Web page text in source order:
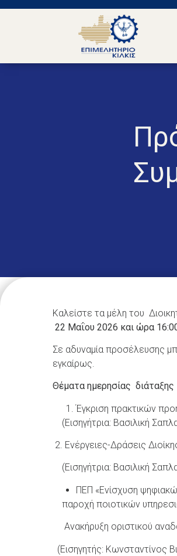
Καλείστε τα μέλη του
22 Μαΐου 2026 και ώρα
Σε αδυναμία προσέλευσης
εγκαίρως.
Θέματα ημερησίας διάταξης
Έγκριση πρακτικών
(Εισηγήτρια: Βασιλική
2. Ενέργειες-Δράσεις
(Εισηγήτρια: Βασιλική
ΠΕΠ «Ενίσχυση
παροχή ποιοτικών
Aνακήρυξη οριστικού
(Εισηγητής: Κωνσταντίνος